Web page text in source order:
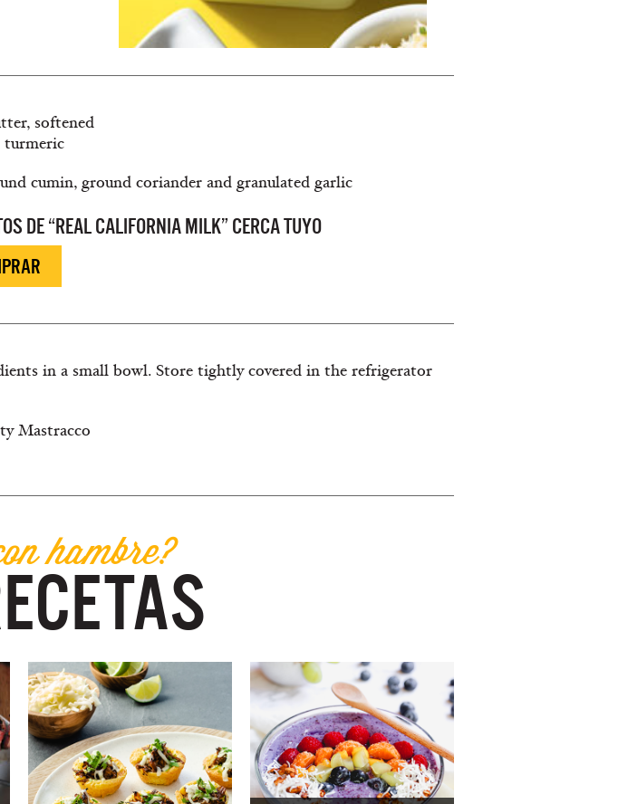
softened
turmeric
cumin, ground coriander and granulated garlic
DE “REAL CALIFORNIA MILK” CERCA TUYO
in a small bowl. Store tightly covered in the refrigerator
Mastracco
hambre?